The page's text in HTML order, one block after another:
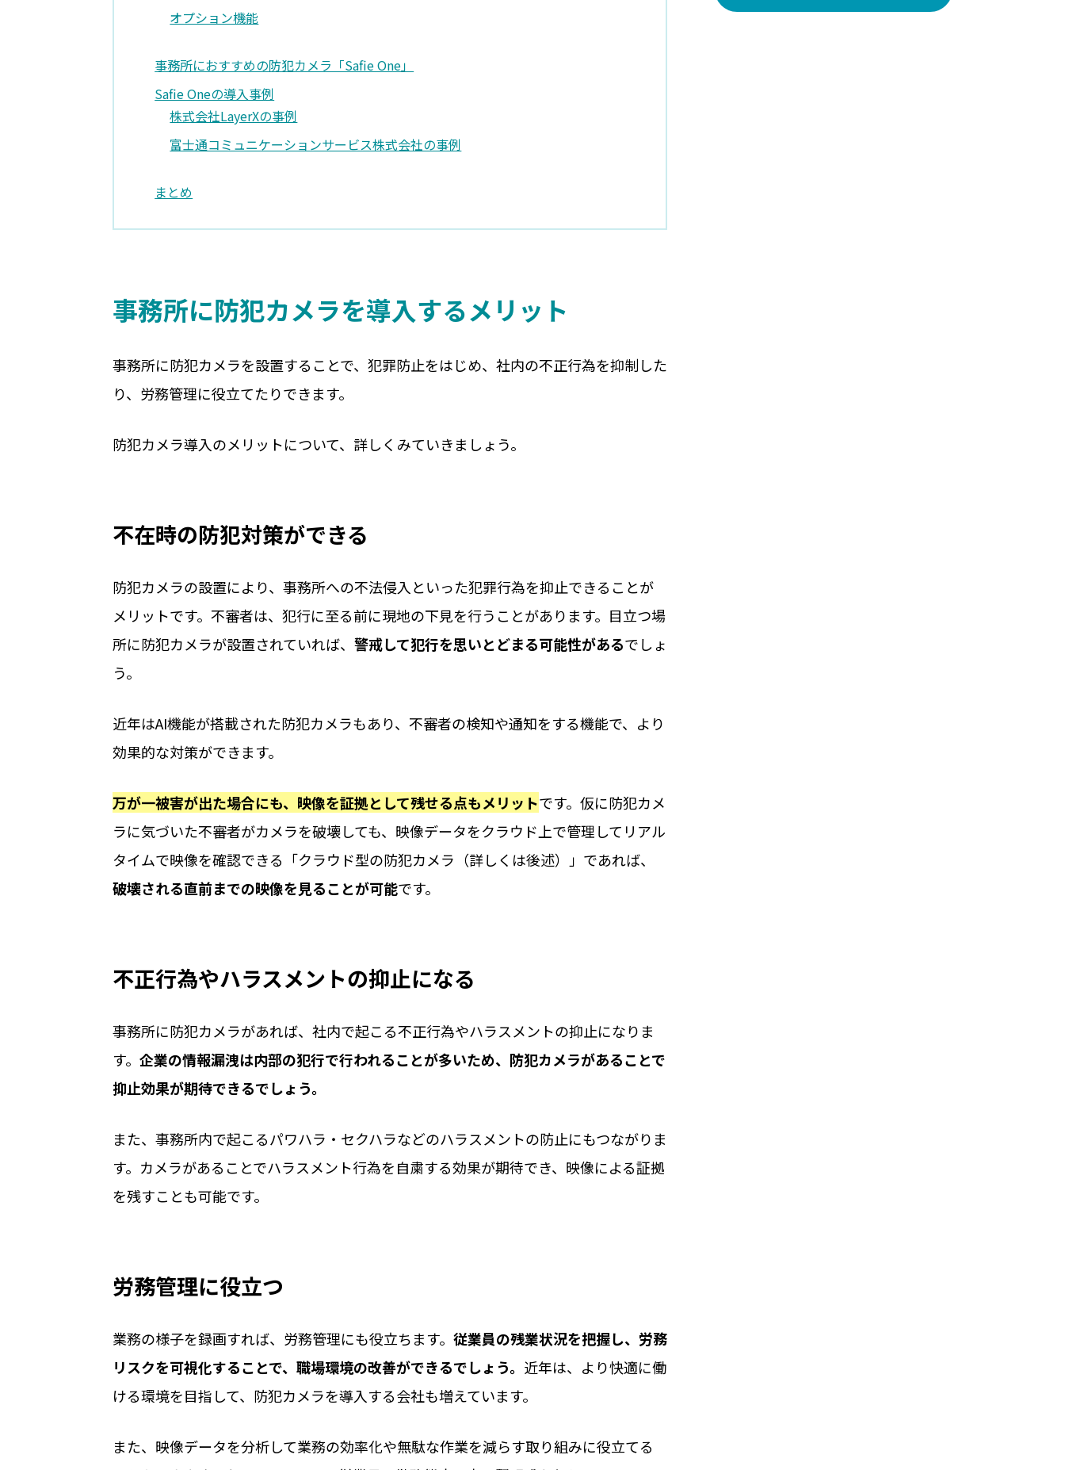
オプション機能
事務所におすすめの防犯カメラ「Safie One」
Safie Oneの導入事例
株式会社LayerXの事例
富士通コミュニケーションサービス株式会社の事例
まとめ
事務所に防犯カメラを導入するメリット
事務所に防犯カメラを設置することで、犯罪防止をはじめ、社内の不正行為を抑制した
り、労務管理に役立てたりできます。
防犯カメラ導入のメリットについて、詳しくみていきましょう。
不在時の防犯対策ができる
防犯カメラの設置により、事務所への不法侵入といった犯罪行為を抑止できることが
メリットです。不審者は、犯行に至る前に現地の下見を行うことがあります。目立つ場
所に防犯カメラが設置されていれば、 警戒して犯行を思いとどまる可能性があるでしょ
う。
近年はAI機能が搭載された防犯カメラもあり、不審者の検知や通知をする機能で、より
効果的な対策ができます。
万が一被害が出た場合にも、映像を証拠として残せる点もメリットです。仮に防犯カメ
ラに気づいた不審者がカメラを破壊しても、映像データをクラウド上で管理してリアル
タイムで映像を確認できる「クラウド型の防犯カメラ（詳しくは後述）」であれば、
破壊される直前までの映像を見ることが可能です。
不正行為やハラスメントの抑止になる
事務所に防犯カメラがあれば、社内で起こる不正行為やハラスメントの抑止になりま
す。 企業の情報漏洩は内部の犯行で行われることが多いため、防犯カメラがあることで
抑止効果が期待できるでしょう。
また、事務所内で起こるパワハラ・セクハラなどのハラスメントの防止にもつながりま
す。カメラがあることでハラスメント行為を自粛する効果が期待でき、映像による証拠
を残すことも可能です。
労務管理に役立つ
業務の様子を録画すれば、労務管理にも役立ちます。 従業員の残業状況を把握し、労務
リスクを可視化することで、職場環境の改善ができるでしょう。 近年は、より快適に働
ける環境を目指して、防犯カメラを導入する会社も増えています。
また、映像データを分析して業務の効率化や無駄な作業を減らす取り組みに役立てる